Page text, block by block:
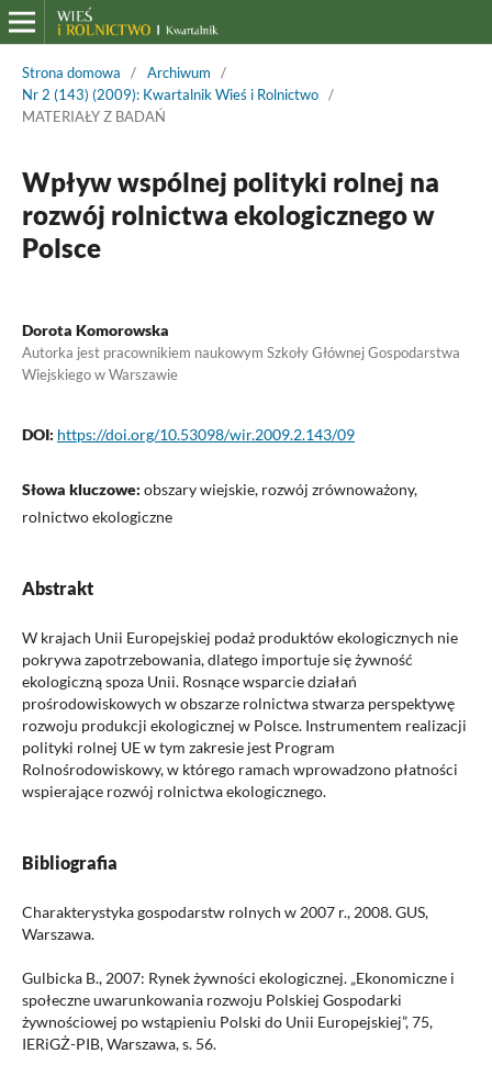
Strona domowa / Archiwum
/
Nr 2 (143) (2009): Kwartalnik Wieś i Rolnictwo /
MATERIAŁY Z BADAŃ
Wpływ wspólnej polityki rolnej na
rozwój rolnictwa ekologicznego w
Polsce
Dorota Komorowska
Autorka jest pracownikiem naukowym Szkoły Głównej Gospodarstwa
Wiejskiego w Warszawie
DOI: https://doi.org/10.53098/wir.2009.2.143/09
Słowa kluczowe: obszary wiejskie, rozwój zrównoważony,
rolnictwo ekologiczne
Abstrakt
W krajach Unii Europejskiej podaż produktów ekologicznych nie
pokrywa zapotrzebowania, dlatego importuje się żywność
ekologiczną spoza Unii. Rosnące wsparcie działań
prośrodowiskowych w obszarze rolnictwa stwarza perspektywę
rozwoju produkcji ekologicznej w Polsce. Instrumentem realizacji
polityki rolnej UE w tym zakresie jest Program
Rolnośrodowiskowy, w którego ramach wprowadzono płatności
wspierające rozwój rolnictwa ekologicznego.
Bibliografia
Charakterystyka gospodarstw rolnych w 2007 r., 2008. GUS,
Warszawa.
Gulbicka B., 2007: Rynek żywności ekologicznej. „Ekonomiczne i
społeczne uwarunkowania rozwoju Polskiej Gospodarki
żywnościowej po wstąpieniu Polski do Unii Europejskiej”, 75,
IERiGŻ-PIB, Warszawa, s. 56.